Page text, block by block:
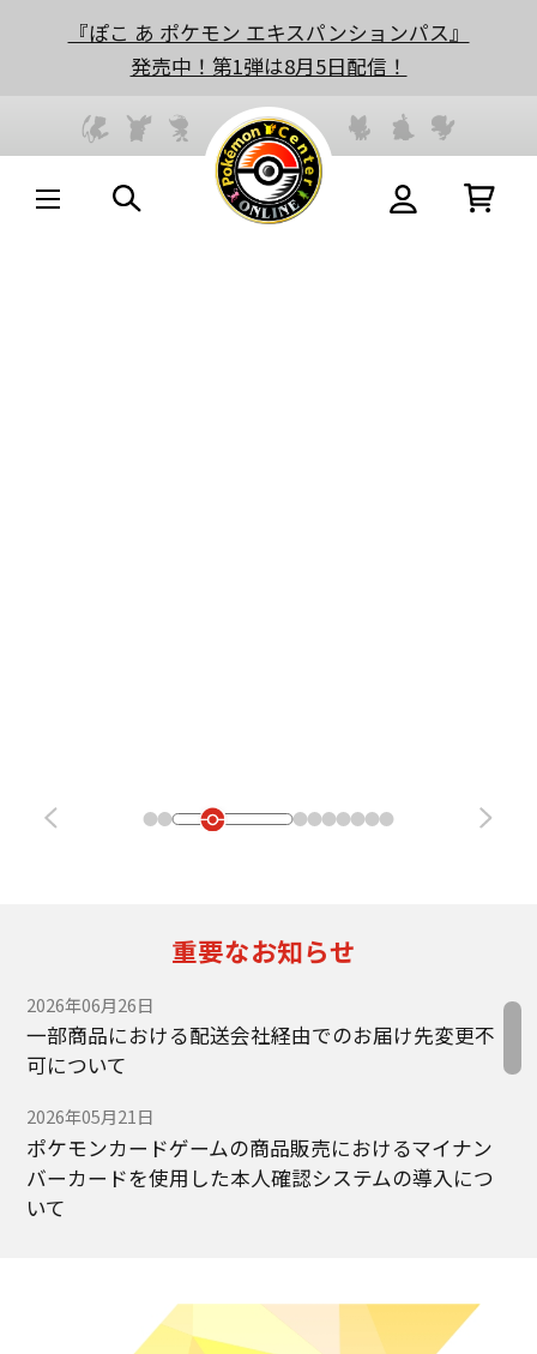
『ぽこ あ ポケモン エキスパンションパス』
発売中！第1弾は8月5日配信！
重要なお知らせ
2026年06月26日
一部商品における配送会社経由でのお届け先変更不
可について
2026年05月21日
ポケモンカードゲームの商品販売におけるマイナン
バーカードを使用した本人確認システムの導入につ
いて
不正ログインに関する重要なお知らせとお願い